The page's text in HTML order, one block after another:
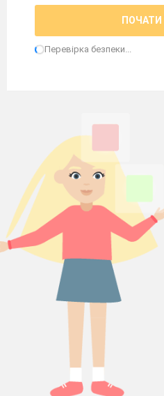
ПОЧАТИ
Перевірка безпеки...